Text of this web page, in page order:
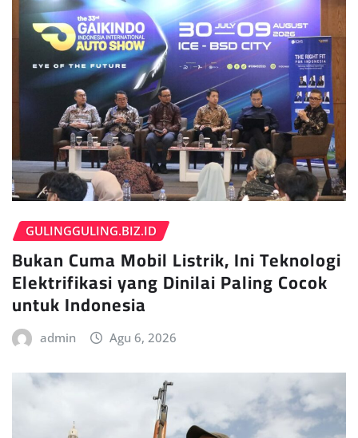
GULINGGULING.BIZ.ID
Bukan Cuma Mobil Listrik, Ini Teknologi
Elektrifikasi yang Dinilai Paling Cocok
untuk Indonesia
admin Agu 6, 2026